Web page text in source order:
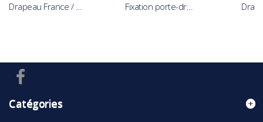
Drapeau France / ... Fixation porte-dr...
Catégories